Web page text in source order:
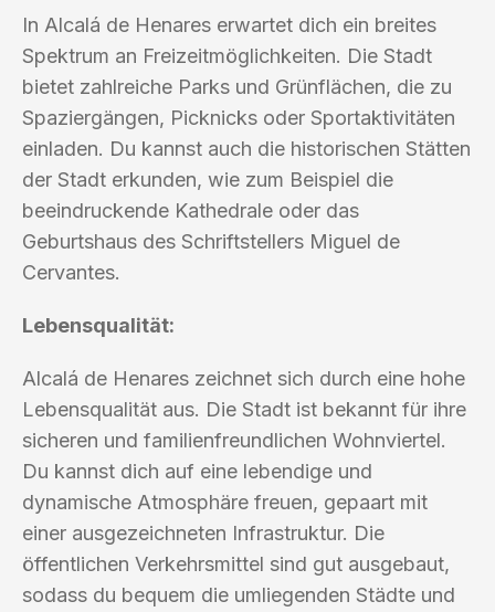
In Alcalá de Henares erwartet dich ein breites
Spektrum an Freizeitmöglichkeiten. Die Stadt
bietet zahlreiche Parks und Grünflächen, die zu
Spaziergängen, Picknicks oder Sportaktivitäten
einladen. Du kannst auch die historischen Stätten
der Stadt erkunden, wie zum Beispiel die
beeindruckende Kathedrale oder das
Geburtshaus des Schriftstellers Miguel de
Cervantes.
Lebensqualität:
Alcalá de Henares zeichnet sich durch eine hohe
Lebensqualität aus. Die Stadt ist bekannt für ihre
sicheren und familienfreundlichen Wohnviertel.
Du kannst dich auf eine lebendige und
dynamische Atmosphäre freuen, gepaart mit
einer ausgezeichneten Infrastruktur. Die
öffentlichen Verkehrsmittel sind gut ausgebaut,
sodass du bequem die umliegenden Städte und